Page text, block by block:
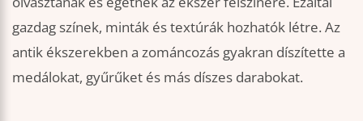
gazdag színek, minták és textúrák hozhatók létre. Az
antik ékszerekben a zománcozás gyakran díszítette a
medálokat, gyűrűket és más díszes darabokat.